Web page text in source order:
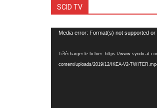
SCID TV
Lecteur
Media error: Format(s) not supported
Télécharger le fichier: https://www.syndicat-
content/uploads/2019/12/IKEA-V2-